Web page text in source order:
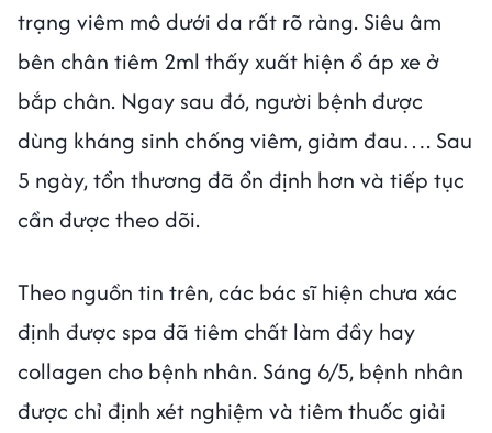
trạng viêm mô dưới da rất rõ ràng. Siêu âm
bên chân tiêm 2ml thấy xuất hiện ổ áp xe ở
bắp chân. Ngay sau đó, người bệnh được
dùng kháng sinh chống viêm, giảm đau…. Sau
5 ngày, tổn thương đã ổn định hơn và tiếp tục
cần được theo dõi.
Theo nguồn tin trên, các bác sĩ hiện chưa xác
định được spa đã tiêm chất làm đầy hay
collagen cho bệnh nhân. Sáng 6/5, bệnh nhân
được chỉ định xét nghiệm và tiêm thuốc giải